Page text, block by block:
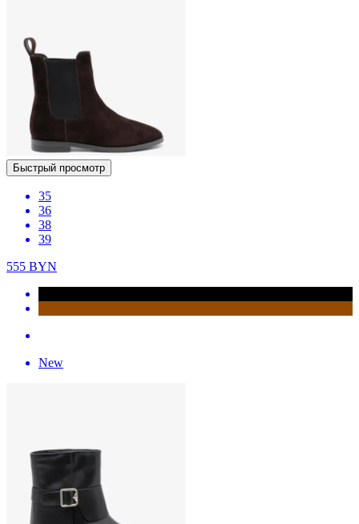
Быстрый просмотр
35
36
38
39
555 BYN
New